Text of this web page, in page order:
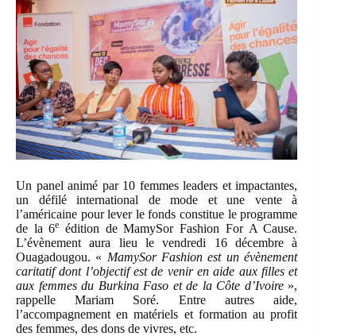
Un panel animé par 10 femmes leaders et impactantes,
un défilé international de mode et une vente à
l’américaine pour lever le fonds constitue le programme
de la 6e édition de MamySor Fashion For A Cause.
L’évènement aura lieu le vendredi 16 décembre à
Ouagadougou. « MamySor Fashion est un évènement
caritatif dont l’objectif est de venir en aide aux filles et
aux femmes du Burkina Faso et de la Côte d’Ivoire»,
rappelle Mariam Soré. Entre autres aide,
l’accompagnement en matériels et formation au profit
des femmes, des dons de vivres, etc.